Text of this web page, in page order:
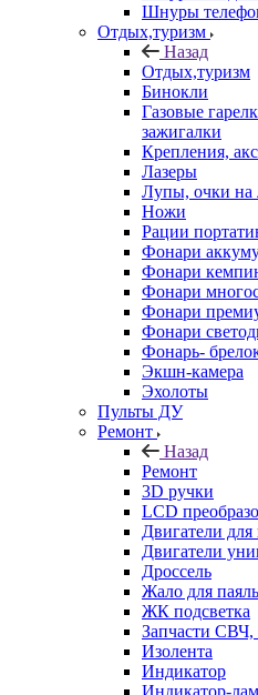
Шнуры
Отдых,туризм
Назад
Отдых,туризм
Бинокли
Газовые
зажигалки
Крепления,
Лазеры
Лупы, очки на
Ножи
Рации
Фонари
Фонари
Фонари
Фонари
Фонари
Фонарь-
Экшн-камера
Эхолоты
Пульты ДУ
Ремонт
Назад
Ремонт
3D ручки
LCD
Двигатели для
Двигатели
Дроссель
Жало для
ЖК подсветка
Запчасти СВЧ,
Изолента
Индикатор
Индикатор-